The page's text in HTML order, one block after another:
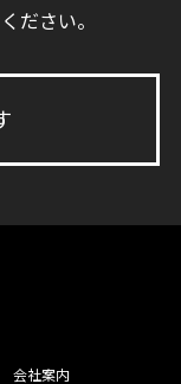
ださい。
会社案内